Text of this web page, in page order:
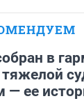
в
ее